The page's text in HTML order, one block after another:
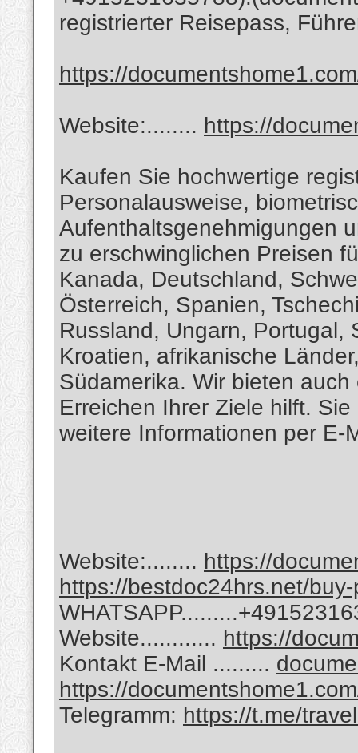
registrierter Reisepass,
https://
Website:........ https://
Kaufen Sie hochwertige
Personalausweise,
Aufenthaltsgenehmigungen
zu erschwinglichen Preisen
Kanada, Deutschland,
Österreich, Spanien,
Russland, Ungarn, Portugal,
Kroatien, afrikanische
Südamerika. Wir bieten
Erreichen Ihrer Ziele hilft.
weitere Informationen per E-
Website:........ https://
https://bestdoc24hrs.net/
Website............ https://
Kontakt E-Mail .........
https://
Telegramm: https://t.me/